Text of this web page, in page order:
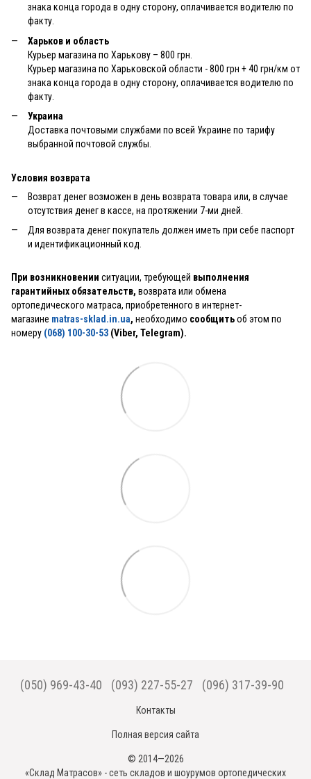
знака конца города в одну сторону, оплачивается водителю по
факту.
Харьков и область
Курьер магазина по Харькову – 800 грн.
Курьер магазина по Харьковской области - 800 грн + 40 грн/км от
знака конца города в одну сторону, оплачивается водителю по
факту.
Украина
Доставка почтовыми службами по всей Украине по тарифу
выбранной почтовой службы.
Условия возврата
Возврат денег возможен в день возврата товара или, в случае
отсутствия денег в кассе, на протяжении 7-ми дней.
Для возврата денег покупатель должен иметь при себе паспорт
и идентификационный код.
При возникновении ситуации, требующей выполнения
гарантийных обязательств, возврата или обмена
ортопедического матраса, приобретенного в интернет-
магазине matras-sklad.in.ua, необходимо сообщитьоб этом по
номеру (068) 100-30-53 (Viber, Telegram).
(050) 969-43-40 (093) 227-55-27 (096) 317-39-90
Контакты
Полная версия сайта
© 2014—2026
«Склад Матрасов» - сеть складов и шоурумов ортопедических